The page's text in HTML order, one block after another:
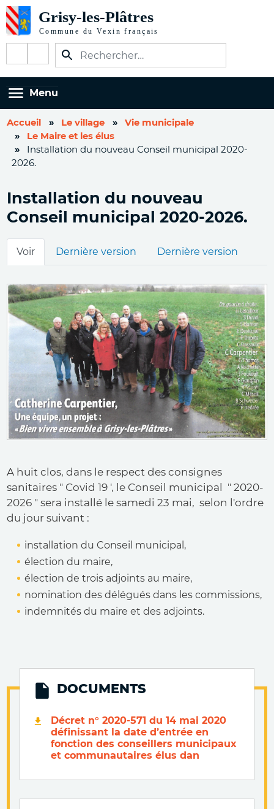
au
contenu
principal
sociaux
Menu
Accueil Le village
Vie municipale
Le Maire et les élus
Installation du nouveau Conseil municipal 2020-
2026.
Installation du nouveau
Conseil municipal 2020-2026.
Onglets
Voir Dernière version Dernière version
A huit clos, dans le respect des consignes
sanitaires " Covid 19 ', le Conseil municipal " 2020-
2026 " sera installé le samedi 23 mai, selon l'ordre
du jour suivant :
installation du Conseil municipal,
élection du maire,
élection de trois adjoints au maire,
nomination des délégués dans les commissions,
indemnités du maire et des adjoints.
DOCUMENTS
Décret n° 2020-571 du 14 mai 2020
définissant la date d’entrée en
fonction des conseillers municipaux
et communautaires élus dan